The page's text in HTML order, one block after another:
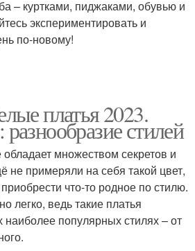
– куртками, пиджаками, обувью и
экспериментировать и
по-новому!
платья 2023.
разнообразие стилей
множеством секретов и
не примеряли на себя такой цвет,
что-то родное по стилю.
легко, ведь такие платья
наиболее популярных стилях – от